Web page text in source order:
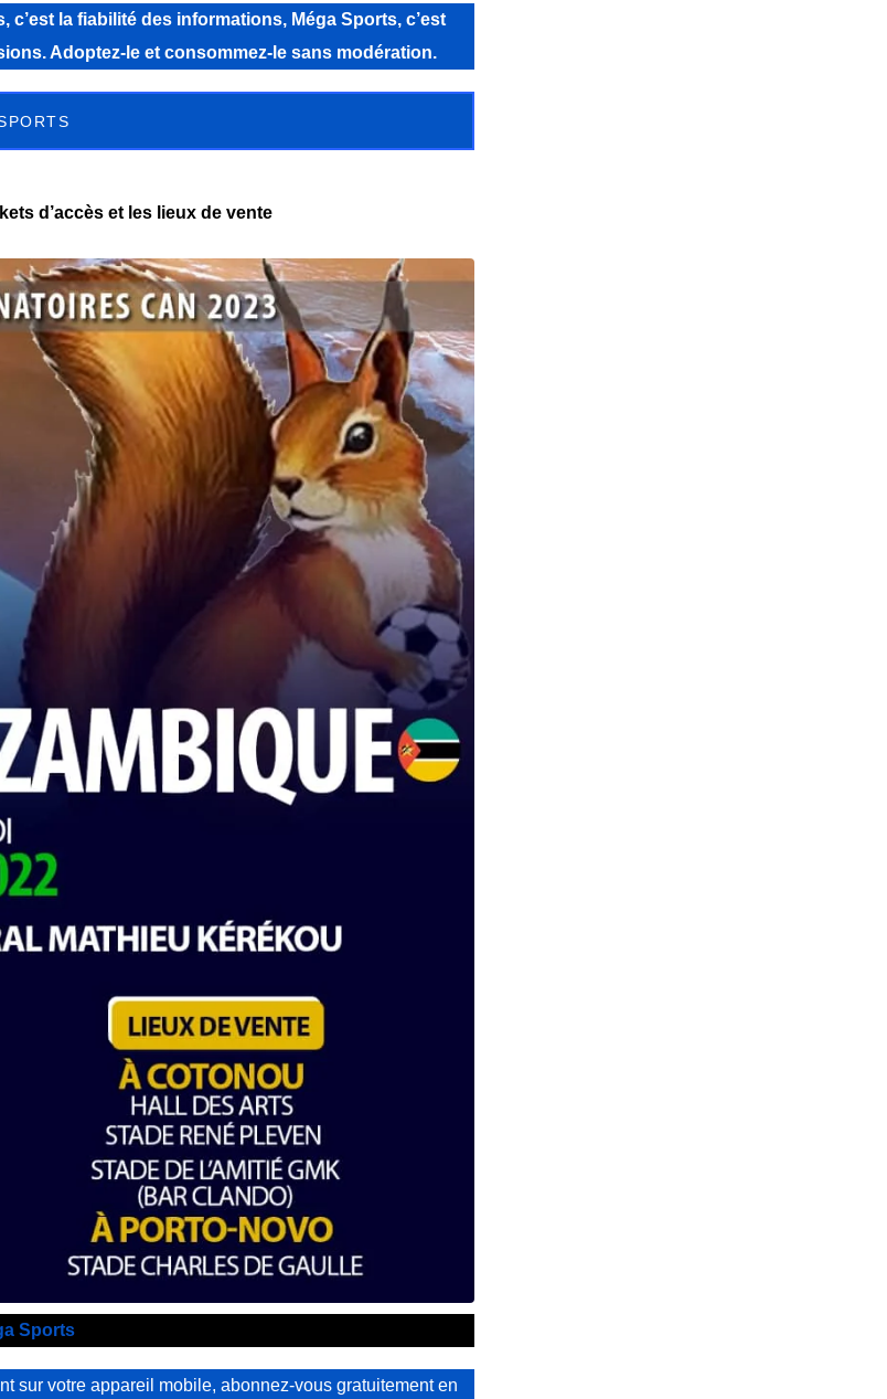
la fiabilité des informations, Méga Sports, c’est
Adoptez-le et consommez-le sans modération.
d’accès et les lieux de vente
Sports
sur votre appareil mobile, abonnez-vous gratuitement en